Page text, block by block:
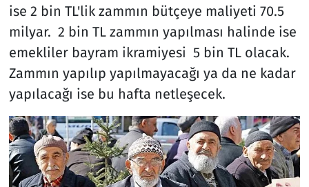
ise 2 bin TL'lik zammın bütçeye maliyeti 70.5
milyar. 2 bin TL zammın yapılması halinde ise
emekliler bayram ikramiyesi 5 bin TL olacak.
Zammın yapılıp yapılmayacağı ya da ne kadar
yapılacağı ise bu hafta netleşecek.